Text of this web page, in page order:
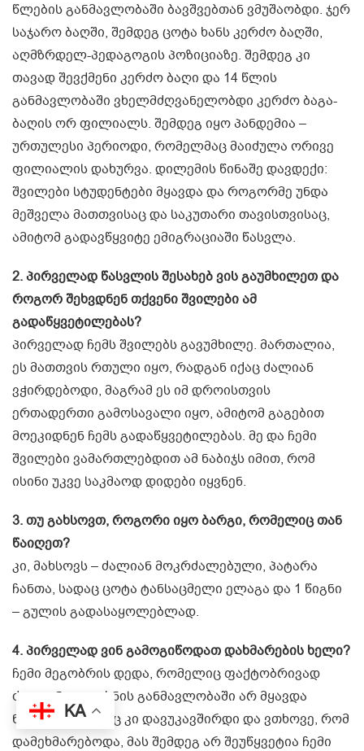
წლების განმავლობაში ბავშვებთან ვმუშაობდი. ჯერ
საჯარო ბაღში, შემდეგ ცოტა ხანს კერძო ბაღში,
აღმზრდელ-პედაგოგის პოზიციაზე. შემდეგ კი
თავად შევქმენი კერძო ბაღი და 14 წლის
განმავლობაში ვხელმძღვანელობდი კერძო ბაგა-
ბაღის ორ ფილიალს. შემდეგ იყო პანდემია –
ურთულესი პერიოდი, რომელმაც მაიძულა ორივე
ფილიალის დახურვა. დილემის წინაშე დავდექი:
შვილები სტუდენტები მყავდა და როგორმე უნდა
მეშველა მათთვისაც და საკუთარი თავისთვისაც,
ამიტომ გადავწყვიტე ემიგრაციაში წასვლა.
2. პირველად წასვლის შესახებ ვის გაუმხილეთ და
როგორ შეხვდნენ თქვენი შვილები ამ
გადაწყვეტილებას?
პირველად ჩემს შვილებს გავუმხილე. მართალია,
ეს მათთვის რთული იყო, რადგან იქაც ძალიან
ვჭირდებოდი, მაგრამ ეს იმ დროისთვის
ერთადერთი გამოსავალი იყო, ამიტომ გაგებით
მოეკიდნენ ჩემს გადაწყვეტილებას. მე და ჩემი
შვილები ვამართლებდით ამ ნაბიჯს იმით, რომ
ისინი უკვე საკმაოდ დიდები იყვნენ.
3. თუ გახსოვთ, როგორი იყო ბარგი, რომელიც თან
წაიღეთ?
კი, მახსოვს – ძალიან მოკრძალებული, პატარა
ჩანთა, სადაც ცოტა ტანსაცმელი ელაგა და 1 წიგნი
– გულის გადასაყოლებლად.
4. პირველად ვინ გამოგიწოდათ დახმარების ხელი?
ჩემი მეგობრის დედა, რომელიც ფაქტობრივად
ძალიან დიდი ხნის განმავლობაში არ მყავდა
ნანახი. როგორც კი დავუკავშირდი და ვთხოვე, რომ
დამეხმარებოდა, მას შემდეგ არ შეუწყვეტია ჩემი
KA